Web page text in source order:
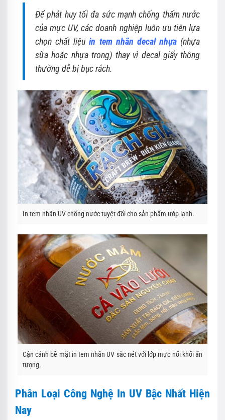
Để phát huy tối đa sức mạnh chống thấm nước
của mực UV, các doanh nghiệp luôn ưu tiên lựa
chọn chất liệuin tem nhãn decal nhựa(nhựa
sữa hoặc nhựa trong) thay vì decal giấy thông
thường dễ bị bục rách.
In tem nhãn UV chống nước tuyệt đối cho sản phẩm ướp lạnh.
Cận cảnh bề mặt in tem nhãn UV sắc nét với lớp mực nổi khối ấn
tượng.
Phân Loại Công Nghệ In UV Bậc Nhất Hiện
Nay